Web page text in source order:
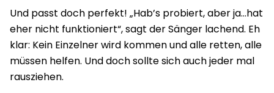
Und passt doch perfekt! „Hab’s probiert, aber ja…hat
eher nicht funktioniert“, sagt der Sänger lachend. Eh
klar: Kein Einzelner wird kommen und alle retten, alle
müssen helfen. Und doch sollte sich auch jeder mal
rausziehen.